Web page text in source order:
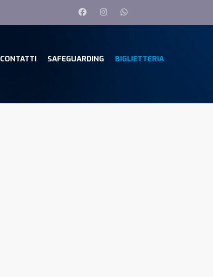
CONTATTI SAFEGUARDING BIGLIETTERIA